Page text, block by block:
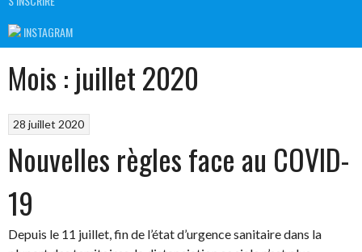
INSTAGRAM
Mois : juillet 2020
28 juillet 2020
Nouvelles règles face au COVID-
19
Depuis le 11 juillet, fin de l’état d’urgence sanitaire dans la